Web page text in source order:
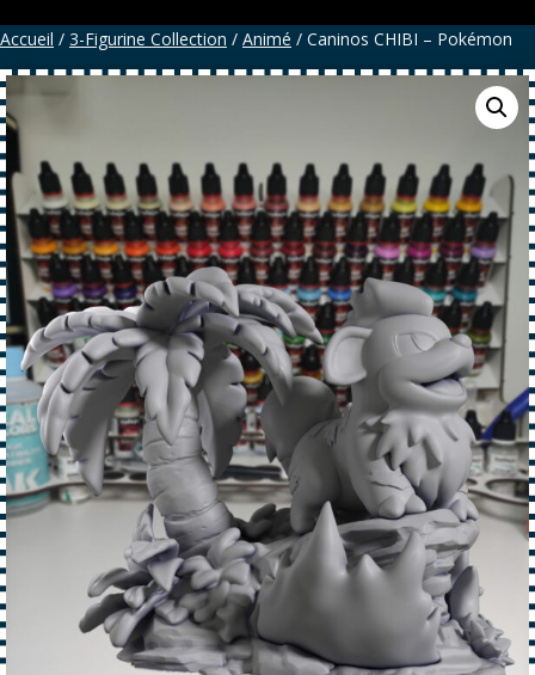
Accueil / 3-Figurine Collection / Animé / Caninos CHIBI – Pokémon